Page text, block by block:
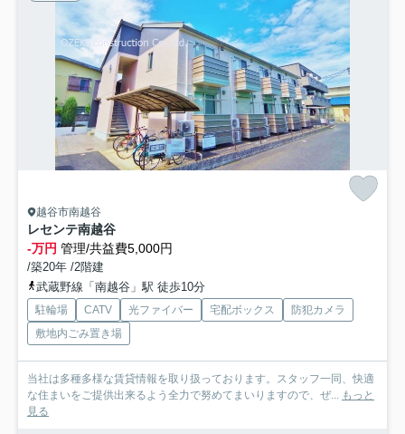
越谷市南越谷
レセンテ南越谷
-万円 管理/共益費5,000円
/築20年 /2階建
武蔵野線「南越谷」駅 徒歩10分
駐輪場 CATV 光ファイバー 宅配ボックス
防犯カメラ
敷地内ごみ置き場
当社は多種多様な賃貸情報を取り扱っております。スタッフ一同、快適
な住まいをご提供出来るよう全力で努めてまいりますので、ぜ... もっと
見る